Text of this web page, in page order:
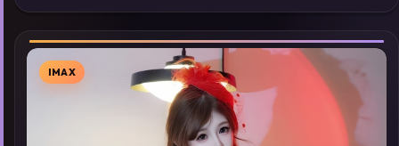
佳作，畅享高清在线追剧体验。
IMAX